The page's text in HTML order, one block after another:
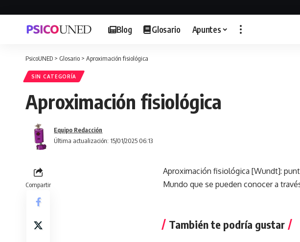
Blog Glosario Apuntes
PsicoUNED > Glosario > Aproximación fisiológica
SIN CATEGORÍA
Aproximación fisiológica
Última actualización: 15/01/2025 06:13
Equipo Redacción
Compartir
Aproximación fisiológica [Wundt]:
Mundo que se pueden conocer a
También te podría gustar